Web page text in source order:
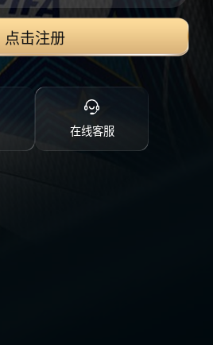
点击注册
在线客服